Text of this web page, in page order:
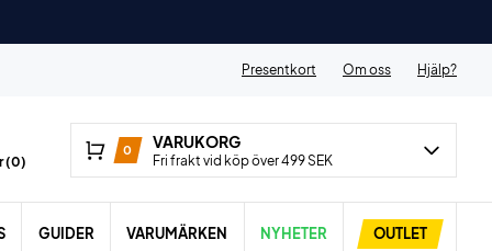
Presentkort Om oss Hjälp?
(0)
0 VARUKORG
Fri frakt vid köp över 499 SEK
GUIDER VARUMÄRKEN NYHETER OUTLET